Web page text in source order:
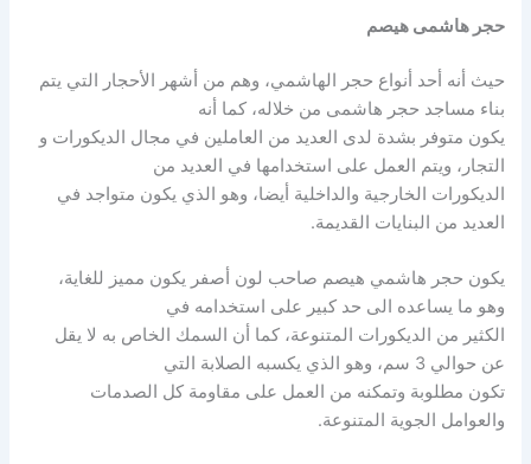
حجر هاشمى هيصم
حيث أنه أحد أنواع حجر الهاشمي، وهم من أشهر الأحجار التي يتم
بناء مساجد حجر هاشمى من خلاله، كما أنه
يكون متوفر بشدة لدى العديد من العاملين في مجال الديكورات و
التجار، ويتم العمل على استخدامها في العديد من
الديكورات الخارجية والداخلية أيضا، وهو الذي يكون متواجد في
العديد من البنايات القديمة.
يكون حجر هاشمي هيصم صاحب لون أصفر يكون مميز للغاية،
وهو ما يساعده الى حد كبير على استخدامه في
الكثير من الديكورات المتنوعة، كما أن السمك الخاص به لا يقل
عن حوالي 3 سم، وهو الذي يكسبه الصلابة التي
تكون مطلوبة وتمكنه من العمل على مقاومة كل الصدمات
والعوامل الجوية المتنوعة.